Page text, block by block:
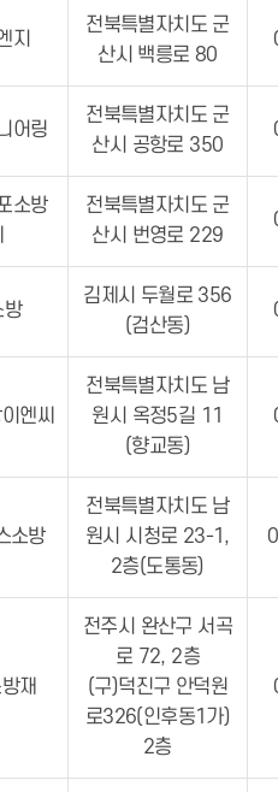
지
전북특별자치도 군
산시 백릉로 80
어링
전북특별자치도 군
산시 공항로 350
소방
전북특별자치도 군
산시 번영로 229
방
김제시 두월로 356
(검산동)
엔씨
전북특별자치도 남
원시 옥정5길 11
(향교동)
소방
전북특별자치도 남
원시 시청로 23-1,
2층(도통동)
재
전주시 완산구 서곡
로 72, 2층
(구)덕진구 안덕원
로326(인후동1가)
2층